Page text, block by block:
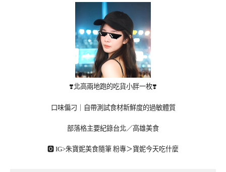
❣️北高兩地跑的吃貨小胖一枚❣️
口味偏刁｜自帶測試食材新鮮度的過敏體質
部落格主要紀錄台北／高雄美食
🅾 IG>朱寶妮美食隨筆 粉專＞寶妮今天吃什麼